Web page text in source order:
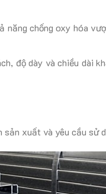
năng chống oxy hóa
độ dày và chiều dài
xuất và yêu cầu sử